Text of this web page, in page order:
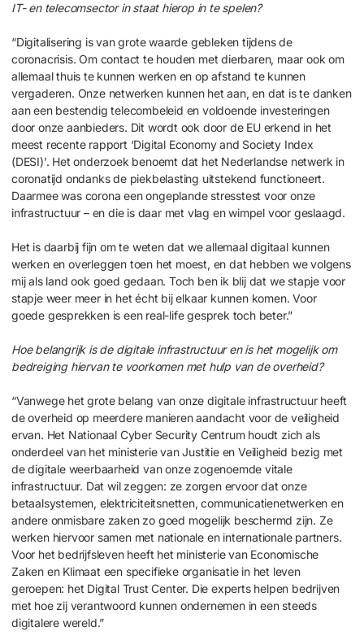
IT- en telecomsector in staat hierop in te spelen?
“Digitalisering is van grote waarde gebleken tijdens de
coronacrisis. Om contact te houden met dierbaren, maar ook om
allemaal thuis te kunnen werken en op afstand te kunnen
vergaderen. Onze netwerken kunnen het aan, en dat is te danken
aan een bestendig telecombeleid en voldoende investeringen
door onze aanbieders. Dit wordt ook door de EU erkend in het
meest recente rapport ‘Digital Economy and Society Index
(DESI)’. Het onderzoek benoemt dat het Nederlandse netwerk in
coronatijd ondanks de piekbelasting uitstekend functioneert.
Daarmee was corona een ongeplande stresstest voor onze
infrastructuur – en die is daar met vlag en wimpel voor geslaagd.
Het is daarbij fijn om te weten dat we allemaal digitaal kunnen
werken en overleggen toen het moest, en dat hebben we volgens
mij als land ook goed gedaan. Toch ben ik blij dat we stapje voor
stapje weer meer in het écht bij elkaar kunnen komen. Voor
goede gesprekken is een real-life gesprek toch beter.”
Hoe belangrijk is de digitale infrastructuur en is het mogelijk om
bedreiging hiervan te voorkomen met hulp van de overheid?
“Vanwege het grote belang van onze digitale infrastructuur heeft
de overheid op meerdere manieren aandacht voor de veiligheid
ervan. Het Nationaal Cyber Security Centrum houdt zich als
onderdeel van het ministerie van Justitie en Veiligheid bezig met
de digitale weerbaarheid van onze zogenoemde vitale
infrastructuur. Dat wil zeggen: ze zorgen ervoor dat onze
betaalsystemen, elektriciteitsnetten, communicatienetwerken en
andere onmisbare zaken zo goed mogelijk beschermd zijn. Ze
werken hiervoor samen met nationale en internationale partners.
Voor het bedrijfsleven heeft het ministerie van Economische
Zaken en Klimaat een specifieke organisatie in het leven
geroepen: het Digital Trust Center. Die experts helpen bedrijven
met hoe zij verantwoord kunnen ondernemen in een steeds
digitalere wereld.”